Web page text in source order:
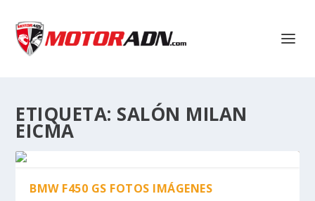
ETIQUETA: SALÓN MILAN
EICMA
BMW F450 GS FOTOS IMÁGENES